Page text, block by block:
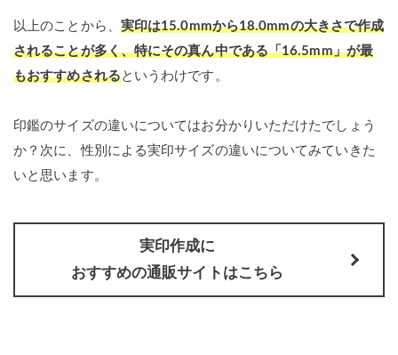
以上のことから、 実印は15.0mmから18.0mmの大きさで作成
されることが多く、特にその真ん中である「16.5mm」が最
もおすすめされるというわけです。
印鑑のサイズの違いについてはお分かりいただけたでしょう
か？次に、性別による実印サイズの違いについてみていきた
いと思います。
実印作成に
おすすめの通販サイトはこちら